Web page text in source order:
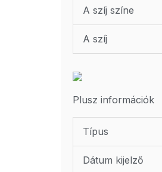
A szíj színe
A szíj
Plusz információk
Típus
Dátum kijelző